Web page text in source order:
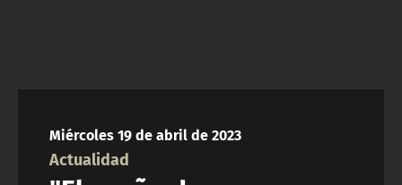
Miércoles 19 de abril de 2023
Actualidad